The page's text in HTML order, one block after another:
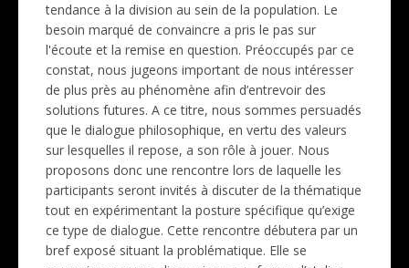
tendance à la division au sein de la population. Le
besoin marqué de convaincre a pris le pas sur
l'écoute et la remise en question. Préoccupés par ce
constat, nous jugeons important de nous intéresser
de plus près au phénomène afin d’entrevoir des
solutions futures. A ce titre, nous sommes persuadés
que le dialogue philosophique, en vertu des valeurs
sur lesquelles il repose, a son rôle à jouer. Nous
proposons donc une rencontre lors de laquelle les
participants seront invités à discuter de la thématique
tout en expérimentant la posture spécifique qu’exige
ce type de dialogue. Cette rencontre débutera par un
bref exposé situant la problématique. Elle se